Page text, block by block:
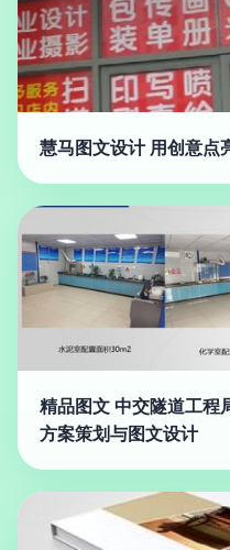
慧马图文设计 用创意点
精品图文 中交隧道工程
方案策划与图文设计